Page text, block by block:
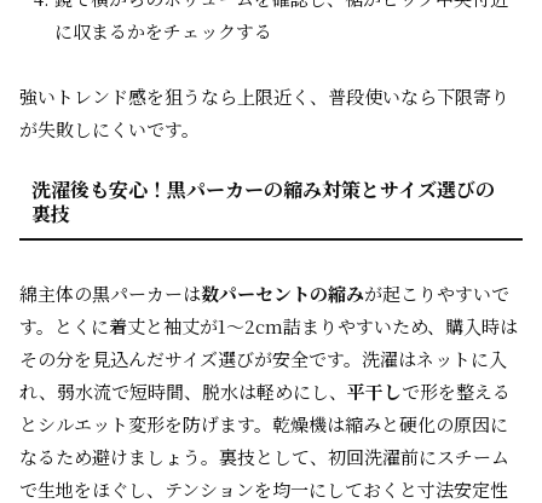
に収まるかをチェックする
強いトレンド感を狙うなら上限近く、普段使いなら下限寄り
が失敗しにくいです。
洗濯後も安心！黒パーカーの縮み対策とサイズ選びの
裏技
綿主体の黒パーカーは数パーセントの縮みが起こりやすいで
す。とくに着丈と袖丈が1〜2cm詰まりやすいため、購入時は
その分を見込んだサイズ選びが安全です。洗濯はネットに入
れ、弱水流で短時間、脱水は軽めにし、 平干しで形を整える
とシルエット変形を防げます。乾燥機は縮みと硬化の原因に
なるため避けましょう。裏技として、初回洗濯前にスチーム
で生地をほぐし、テンションを均一にしておくと寸法安定性